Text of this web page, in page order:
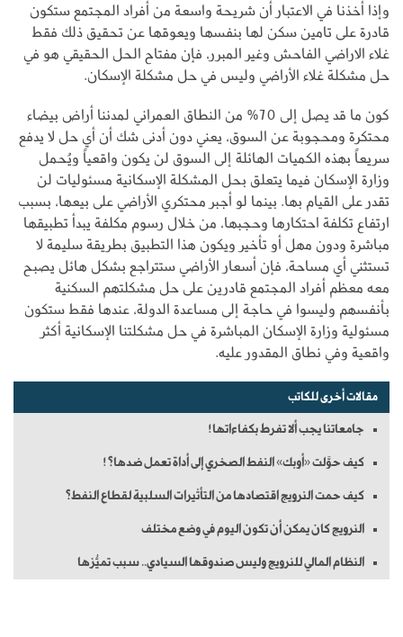
وإذا أخذنا في الاعتبار أن شريحة واسعة من أفراد المجتمع ستكون
قادرة على تامين سكن لها بنفسها ويعوقها عن تحقيق ذلك فقط
غلاء الاراضي الفاحش وغير المبرر، فإن مفتاح الحل الحقيقي هو في
حل مشكلة غلاء الأراضي وليس في حل مشكلة الإسكان.
كون ما قد يصل إلى 70% من النطاق العمراني لمدننا أراض بيضاء
محتكرة ومحجوبة عن السوق، يعني دون أدنى شك أن أي حل لا يدفع
سريعاً بهذه الكميات الهائلة إلى السوق لن يكون واقعياً ويُحمل
وزارة الإسكان فيما يتعلق بحل المشكلة الإسكانية مسئوليات لن
تقدر على القيام بها. بينما لو أجبر محتكري الأراضي على بيعها، بسبب
ارتفاع تكلفة احتكارها وحجبها، من خلال رسوم مكلفة يبدأ تطبيقها
مباشرة ودون مهل أو تأخير ويكون هذا التطبيق بطريقة سليمة لا
تستثني أي مساحة، فإن أسعار الأراضي ستتراجع بشكل هائل يصبح
معه معظم أفراد المجتمع قادرين على حل مشكلتهم السكنية
بأنفسهم وليسوا في حاجة إلى مساعدة الدولة، عندها فقط ستكون
مسئولية وزارة الإسكان المباشرة في حل مشكلتنا الإسكانية أكثر
واقعية وفي نطاق المقدور عليه.
مقالات أخرى للكاتب
جامعاتنا يجب ألا تفرط بكفاءاتها!
كيف حوَّلت «أوبك» النفط الصخري إلى أداة تعمل ضدها؟!
كيف حمت النرويج اقتصادها من التأثيرات السلبية لقطاع النفط؟
النرويج كان يمكن أن تكون اليوم في وضع مختلف
النظام المالي للنرويج وليس صندوقها السيادي.. سبب تميُّزها